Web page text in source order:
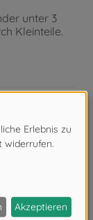
unter 3
Kleinteile.
Posen